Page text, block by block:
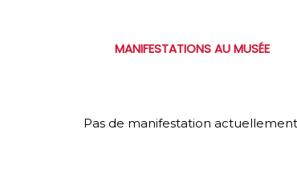
MANIFESTATIONS AU MUSÉE
Pas de manifestation